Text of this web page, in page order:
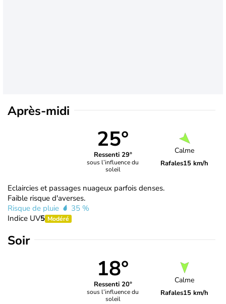
Après-midi
25°
Ressenti 29°
sous l’influence du
soleil
Calme
Rafales15 km/h
Eclaircies et passages nuageux parfois denses.
Faible risque d'averses.
Risque de pluie
35 %
Indice UV5 Modéré
Soir
18°
Ressenti 20°
sous l’influence du
soleil
Calme
Rafales15 km/h